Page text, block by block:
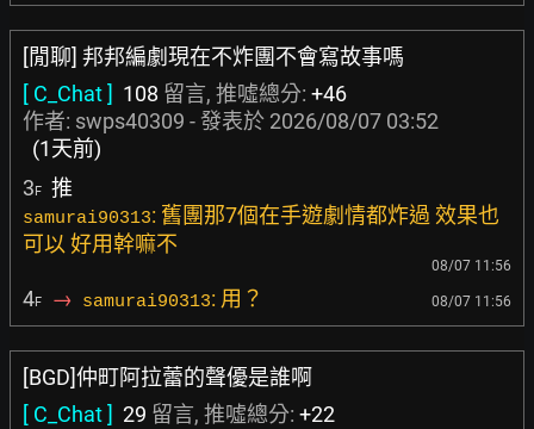
[閒聊] 邦邦編劇現在不炸團不會寫故事嗎
[ C_Chat ] 108 留言, 推噓總分: +46
作者: swps40309 - 發表於 2026/08/07 03:52
(1天前)
3F 推
samurai90313: 舊團那7個在手遊劇情都炸過 效果也
可以 好用幹嘛不
08/07 11:56
4F → samurai90313: 用？ 08/07 11:56
[BGD]仲町阿拉蕾的聲優是誰啊
[ C_Chat ] 29 留言, 推噓總分: +22